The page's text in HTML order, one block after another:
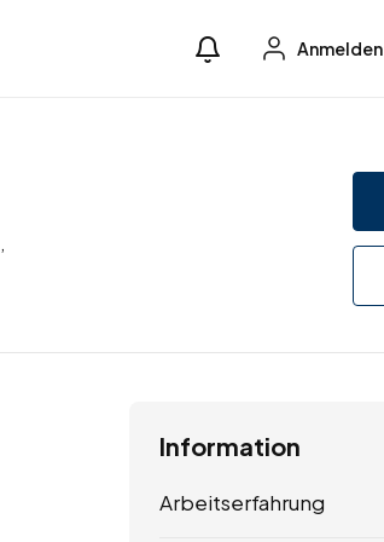
Anmelden
Information
Arbeitserfahrung